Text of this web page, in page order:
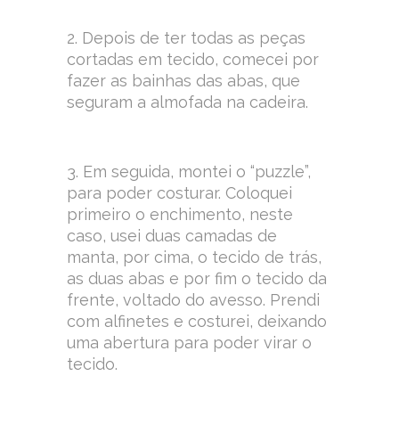
2. Depois de ter todas as peças
cortadas em tecido, comecei por
fazer as bainhas das abas, que
seguram a almofada na cadeira.
3. Em seguida, montei o “puzzle”,
para poder costurar. Coloquei
primeiro o enchimento, neste
caso, usei duas camadas de
manta, por cima, o tecido de trás,
as duas abas e por fim o tecido da
frente, voltado do avesso. Prendi
com alfinetes e costurei, deixando
uma abertura para poder virar o
tecido.